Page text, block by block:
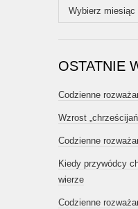
Archiwum
OSTATNIE
Codzienne
Wzrost
Codzienne
Kiedy przywódcy
wierze
Codzienne